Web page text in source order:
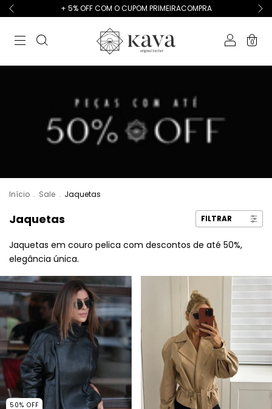
+ 5% OFF COM O CUPOM PRIMEIRACOMPRA
0
Início . Sale . Jaquetas
Jaquetas FILTRAR
Jaquetas em couro pelica com descontos de até 50%,
elegância única.
50% OFF